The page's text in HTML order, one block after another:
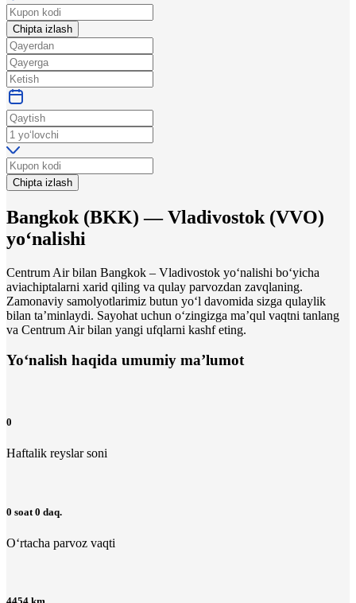
Chipta izlash
Chipta izlash
Bangkok (BKK) —Vladivostok (VVO)
yo‘nalishi
Centrum Air bilan Bangkok – Vladivostok yo‘nalishi bo‘yicha
aviachiptalarni xarid qiling va qulay parvozdan zavqlaning.
Zamonaviy samolyotlarimiz butun yo‘l davomida sizga qulaylik
bilan ta’minlaydi. Sayohat uchun o‘zingizga maʼqul vaqtni tanlang
va Centrum Air bilan yangi ufqlarni kashf eting.
Yo‘nalish haqida umumiy ma’lumot
0
Haftalik reyslar soni
0 soat 0 daq.
O‘rtacha parvoz vaqti